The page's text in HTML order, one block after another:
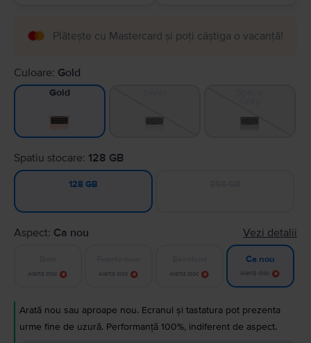
Plătește cu Mastercard și poți câștiga o vacanță!
Culoare: Gold
Gold
Spatiu stocare: 128 GB
128 GB
Aspect: Ca nou Vezi detalii
Alertă stoc Alertă stoc Alertă stoc
Ca nou
Alertă stoc
Arată nou sau aproape nou. Ecranul și tastatura pot prezenta
urme fine de uzură. Performanță 100%, indiferent de aspect.